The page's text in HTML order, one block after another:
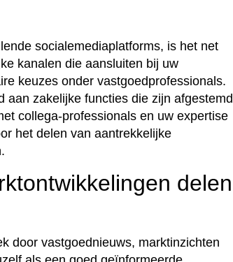
socialemediaplatforms, is het net
kanalen die aansluiten bij uw
keuzes onder vastgoedprofessionals.
aan zakelijke functies die zijn afgestemd
collega-professionals en uw expertise
het delen van aantrekkelijke
delen
door vastgoednieuws, marktinzichten